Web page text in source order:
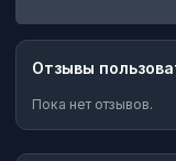
Отзывы
Пока нет отзывов.